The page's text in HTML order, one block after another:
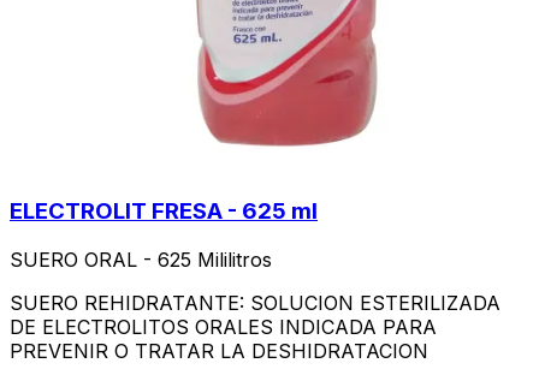
ELECTROLIT FRESA - 625 ml
SUERO ORAL - 625 Mililitros
SUERO REHIDRATANTE: SOLUCION ESTERILIZADA
DE ELECTROLITOS ORALES INDICADA PARA
PREVENIR O TRATAR LA DESHIDRATACION